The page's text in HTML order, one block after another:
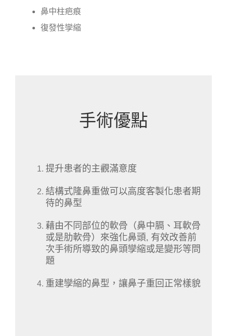
鼻中柱疤痕
復發性孿縮
手術優點
提升患者的主觀滿意度
結構式隆鼻重做可以高度客製化患者期
待的鼻型
藉由不同部位的軟骨（鼻中膈、耳軟骨
或是肋軟骨）來強化鼻頭, 有效改善前
次手術所導致的鼻頭孿縮或是變形等問
題
重建孿縮的鼻型，讓鼻子重回正常樣貌